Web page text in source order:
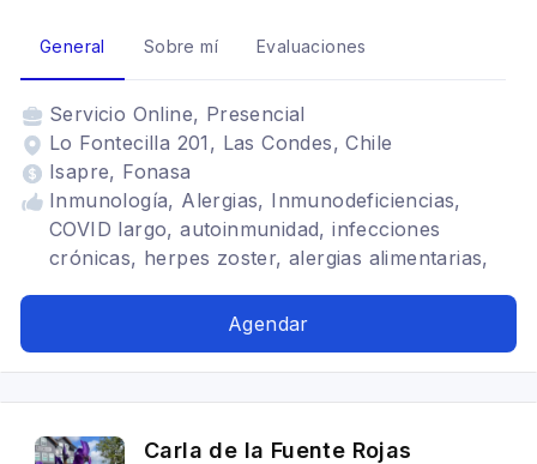
General Sobre mí Evaluaciones
Servicio Online, Presencial
Lo Fontecilla 201, Las Condes, Chile
Isapre, Fonasa
Inmunología, Alergias, Inmunodeficiencias,
COVID largo, autoinmunidad, infecciones
crónicas, herpes zoster, alergias alimentarias,
Agendar
Carla de la Fuente Rojas